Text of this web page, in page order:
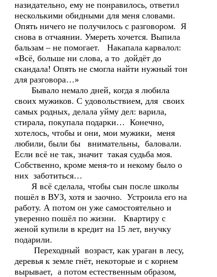
назидательно, ему не понравилось, ответил
несколькими обидными для меня словами.
Опять ничего не получилось с разговором. Я
снова в отчаянии. Умереть хочется. Выпила
бальзам – не помогает. Накапала карвалол:
«Всё, больше ни слова, а то дойдёт до
скандала! Опять не смогла найти нужный тон
для разговора…»
Бывало немало дней, когда я любила
своих мужиков. С удовольствием, для своих
самых родных, делала уйму дел: варила,
стирала, покупала подарки… Конечно,
хотелось, чтобы и они, мои мужики, меня
любили, были бы внимательны, баловали.
Если всё не так, значит такая судьба моя.
Собственно, кроме меня-то и некому было о
них заботиться…
Я всё сделала, чтобы сын после школы
пошёл в ВУЗ, хотя и заочно. Устроила его на
работу. А потом он уже самостоятельно и
уверенно пошёл по жизни. Квартиру с
женой купили в кредит на 15 лет, внучку
подарили.
Переходный возраст, как ураган в лесу,
деревья к земле гнёт, некоторые и с корнем
вырывает, а потом естественным образом,